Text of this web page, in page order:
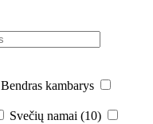
Bendras kambarys
Svečių namai (10)